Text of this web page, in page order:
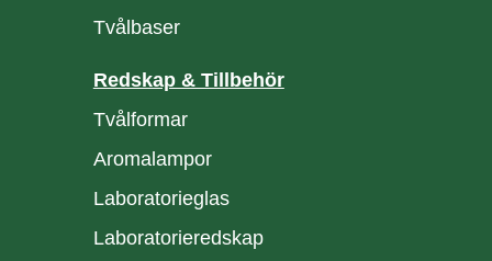
Tvålbaser
Redskap & Tillbehör
Tvålformar
Aromalampor
Laboratorieglas
Laboratorieredskap